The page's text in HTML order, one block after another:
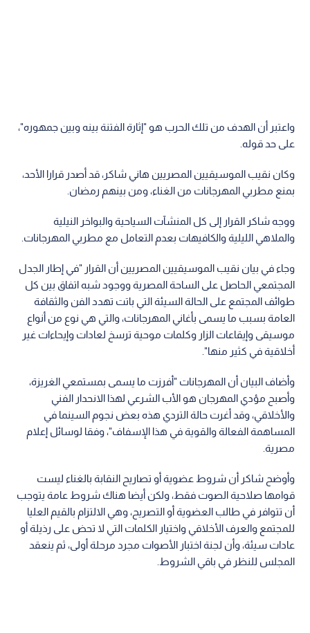
واعتبر أن الهدف من تلك الحرب هو "إثارة الفتنة بينه وبين جمهوره"،
على حد قوله.
وكان نقيب الموسيقيين المصريين هاني شاكر، قد أصدر قرارا الأحد،
بمنع مطربي المهرجانات من الغناء، ومن بينهم رمضان.
ووجه شاكر القرار إلى كل المنشآت السياحية والبواخر النيلية
والملاهي الليلية والكافيهات بعدم التعامل مع مطربي المهرجانات.
وجاء في بيان نقيب الموسيقيين المصريين أن القرار "في إطار الجدل
المجتمعي الحاصل على الساحة المصرية ووجود شبه اتفاق بين كل
طوائف المجتمع على الحالة السيئة التي باتت تهدد الفن والثقافة
العامة بسبب ما يسمى بأغاني المهرجانات، والتي هي نوع من أنواع
موسيقى وإيقاعات الزار وكلمات موحية ترسخ لعادات وإيحاءات غير
أخلاقية في كثير منها".
وأضاف البيان أن المهرجانات "أفرزت ما يسمى بمستمعي الغريزة،
وأصبح مؤدي المهرجان هو الأب الشرعي لهذا الانحدار الفني
والأخلاقي، وقد أغرت حالة التردي هذه بعض نجوم السينما في
المساهمة الفعالة والقوية في هذا الإسفاف"، وفقا لوسائل إعلام
مصرية.
وأوضح شاكر أن شروط عضوية أو تصاريح النقابة بالغناء ليست
قوامها صلاحية الصوت فقط، ولكن أيضا هناك شروط عامة يتوجب
أن تتوافر في طالب العضوية أو التصريح، وهي الالتزام بالقيم العليا
للمجتمع والعرف الأخلاقي واختيار الكلمات التي لا تحض على رذيلة أو
عادات سيئة، وأن لجنة اختبار الأصوات مجرد مرحلة أولى، ثم ينعقد
المجلس للنظر في باقي الشروط.